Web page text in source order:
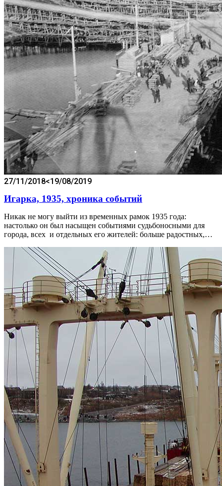
27/11/2018<19/08/2019
Игарка, 1935, хроника событий
Никак не могу выйти из временных рамок 1935 года:
настолько он был насыщен событиями судьбоносными для
города, всех и отдельных его жителей: больше радостных,…